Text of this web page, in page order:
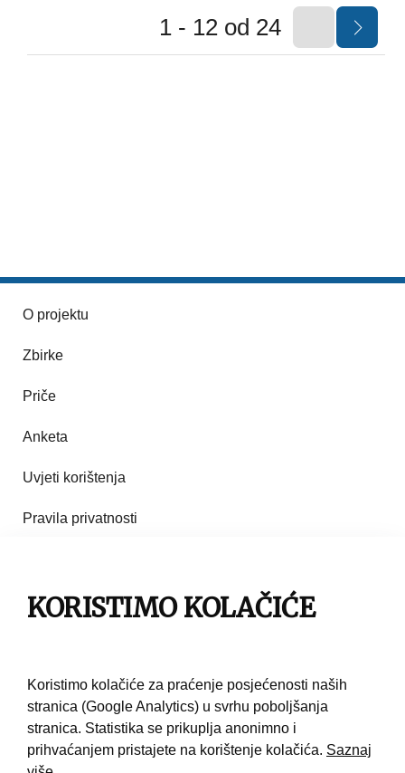
1 - 12 od 24
O projektu
Zbirke
Priče
Anketa
Uvjeti korištenja
Pravila privatnosti
Pravila korištenja
KORISTIMO KOLAČIĆE
Koristimo kolačiće za praćenje posjećenosti naših
stranica (Google Analytics) u svrhu poboljšanja
stranica. Statistika se prikuplja anonimno i
prihvaćanjem pristajete na korištenje kolačića. Saznaj